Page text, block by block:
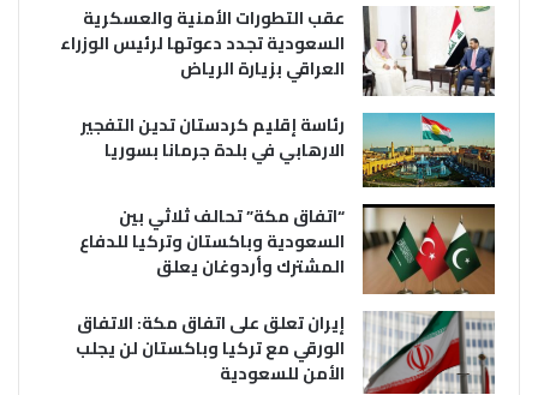
عقب التطورات الأمنية والعسكرية
السعودية تجدد دعوتها لرئيس الوزراء
العراقي بزيارة الرياض
رئاسة إقليم كردستان تدين التفجير
الارهابي في بلدة جرمانا بسوريا
“اتفاق مكة” تحالف ثلاثي بين
السعودية وباكستان وتركيا للدفاع
المشترك وأردوغان يعلق
إيران تعلق على اتفاق مكة: الاتفاق
الورقي مع تركيا وباكستان لن يجلب
الأمن للسعودية